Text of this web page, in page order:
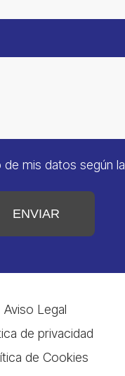
mis datos según la
ENVIAR
Aviso Legal
de privacidad
de Cookies